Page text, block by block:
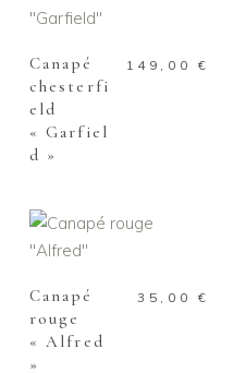
PANIER
Canapé
chesterfi
eld
« Garfiel
d »
149,00 €
AJOUTER AU
Canapé
rouge
« Alfred
»
35,00 €